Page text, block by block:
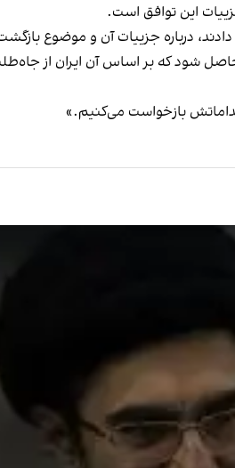
این توافق است.
درباره جزییات آن و موضوع
شود که بر اساس آن ایران از
اقداماتش بازخواست می‌کنیم.»